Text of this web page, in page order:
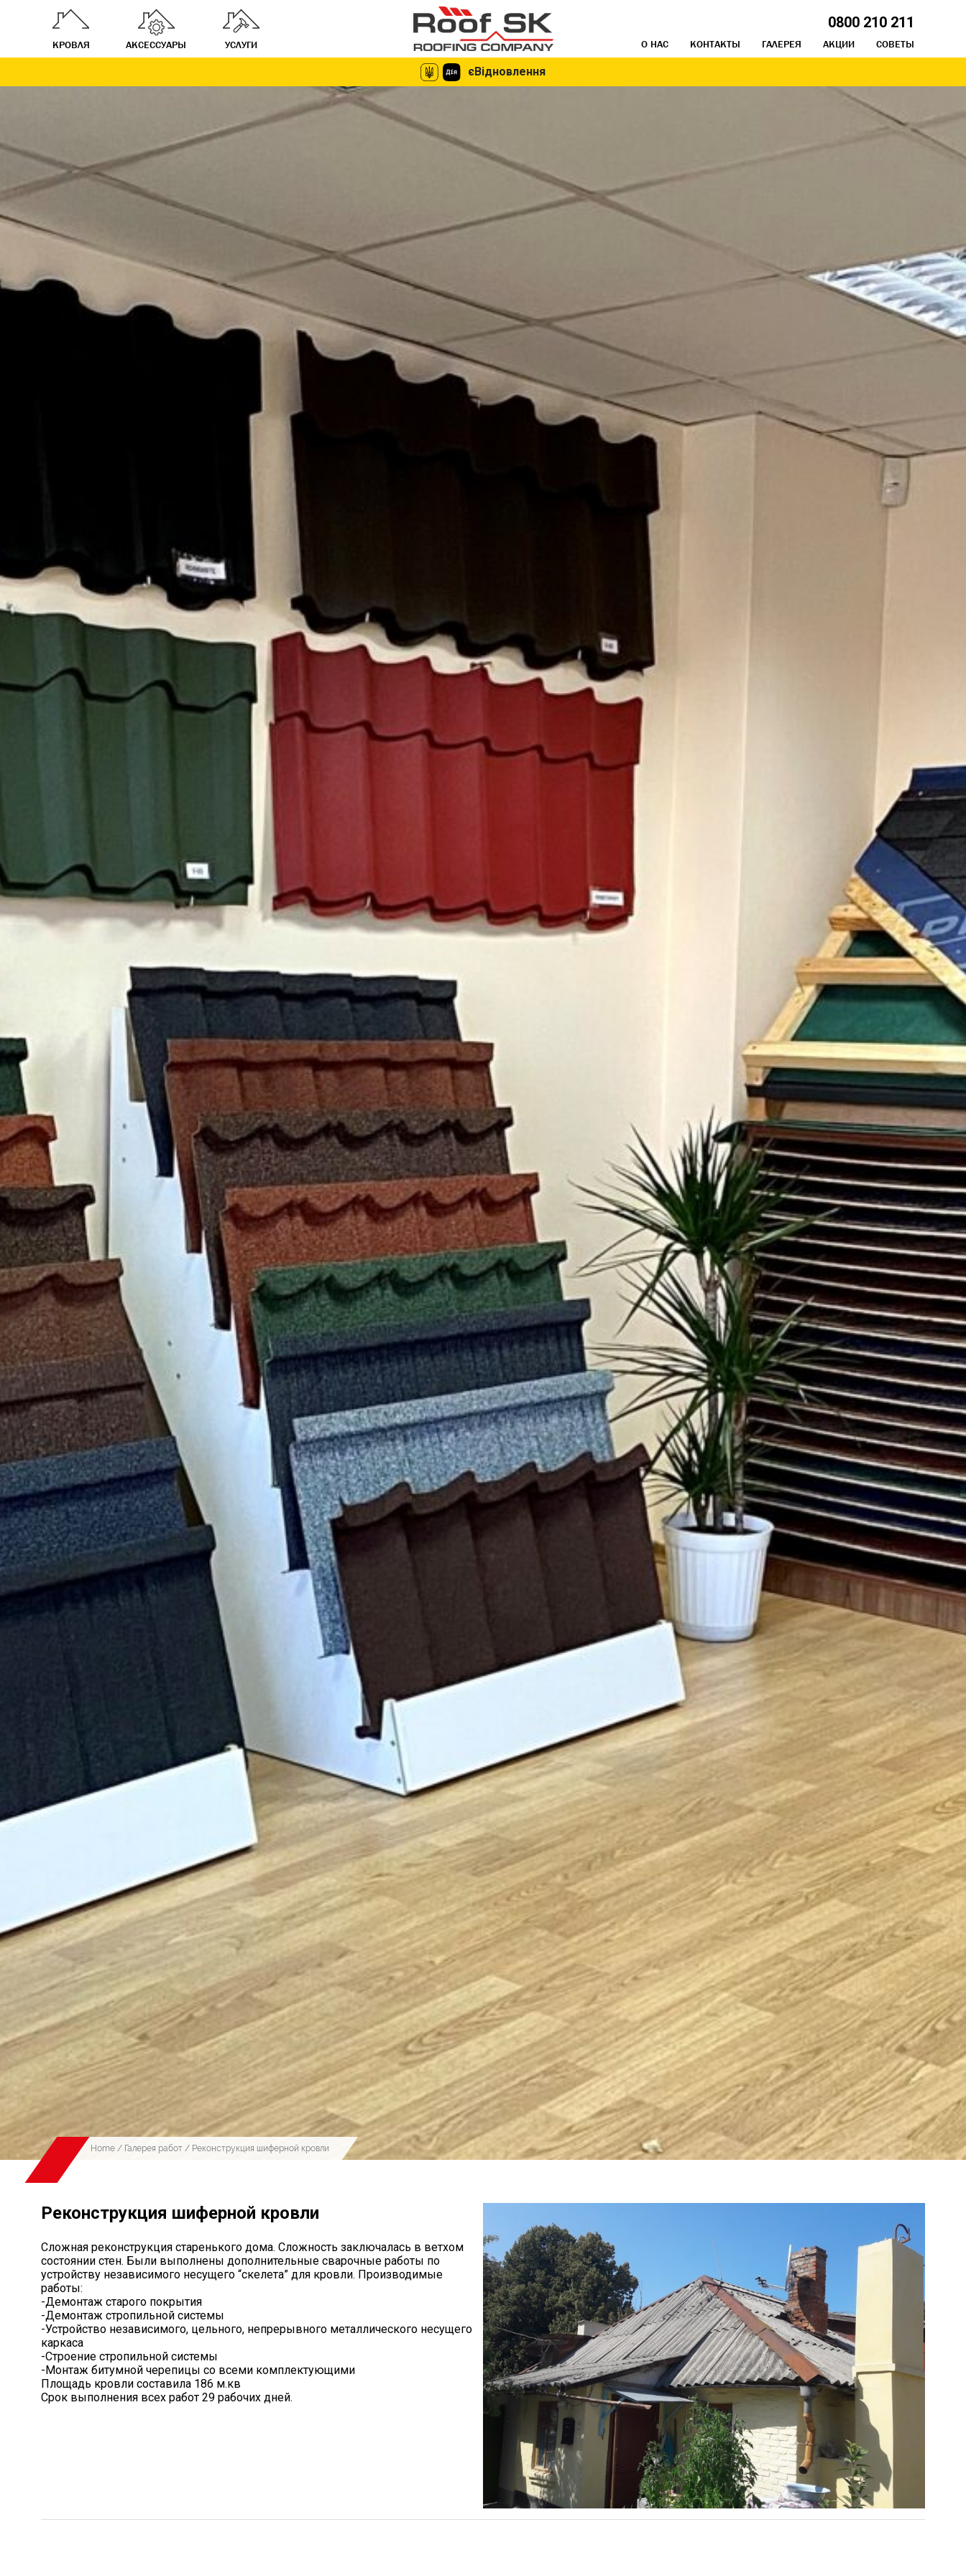
КРОВЛЯ АКСЕССУАРЫ УСЛУГИ
0800 210 211
О НАС КОНТАКТЫ ГАЛЕРЕЯ АКЦИИ СОВЕТЫ
єВідновлення
єВідновлення
Home / Галерея работ / Реконструкция шиферной кровли
Реконструкция шиферной кровли
Сложная реконструкция старенького дома. Сложность заключалась в ветхом
состоянии стен. Были выполнены дополнительные сварочные работы по
устройству независимого несущего “скелета” для кровли. Производимые
работы:
-Демонтаж старого покрытия
-Демонтаж стропильной системы
-Устройство независимого, цельного, непрерывного металлического несущего
каркаса
-Строение стропильной системы
-Монтаж битумной черепицы со всеми комплектующими
Площадь кровли составила 186 м.кв
Срок выполнения всех работ 29 рабочих дней.
Facebook
TwitterViberTelegramMessenger